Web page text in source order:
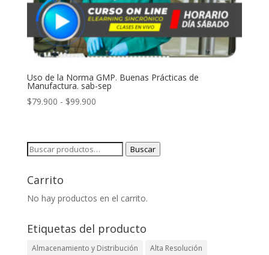
Uso de la Norma GMP. Buenas Prácticas de
Manufactura. sab-sep
$79.900 - $99.900Rango
desde
$79.900
Buscar
Buscar
Carrito
No hay productos en el carrito.
Etiquetas del producto
Almacenamiento y Distribución
Alta Resolución